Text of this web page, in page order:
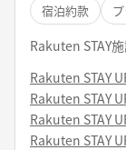
宿泊約款
Rakuten STAY
Rakuten STAY
Rakuten STAY
Rakuten STAY
Rakuten STAY